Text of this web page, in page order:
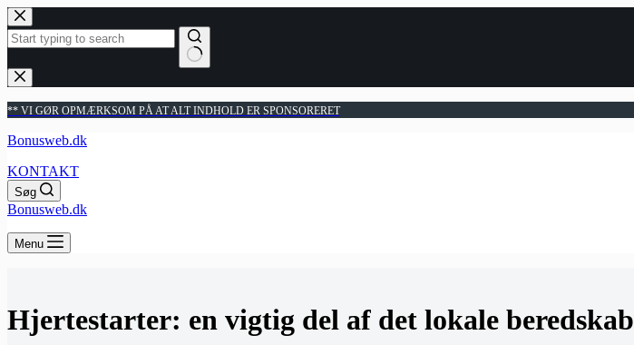
Fortsæt
til
indhold
Ingen
resultater
** VI GØR OPMÆRKSOM PÅ AT ALT INDHOLD ER SPONSORERET
Bonusweb.dk
KONTAKT
Søg
Bonusweb.dk
Menu
Hjertestarter: en vigtig del af det lokale beredskab